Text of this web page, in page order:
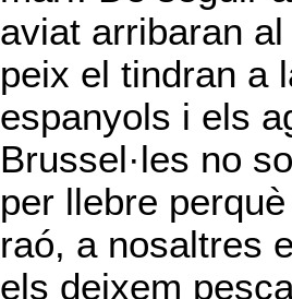
aviat arribaran
peix el tindran a
espanyols i els
Brussel·les no
per llebre
raó, a nosaltres
els deixem